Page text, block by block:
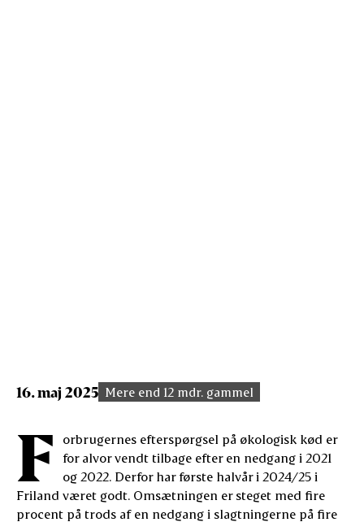
16. maj 2025 Mere end 12 mdr. gammel
F
orbrugernes efterspørgsel på økologisk kød er
for alvor vendt tilbage efter en nedgang i 2021
og 2022. Derfor har første halvår i 2024/25 i
Friland været godt. Omsætningen er steget med fire
procent på trods af en nedgang i slagtningerne på fire